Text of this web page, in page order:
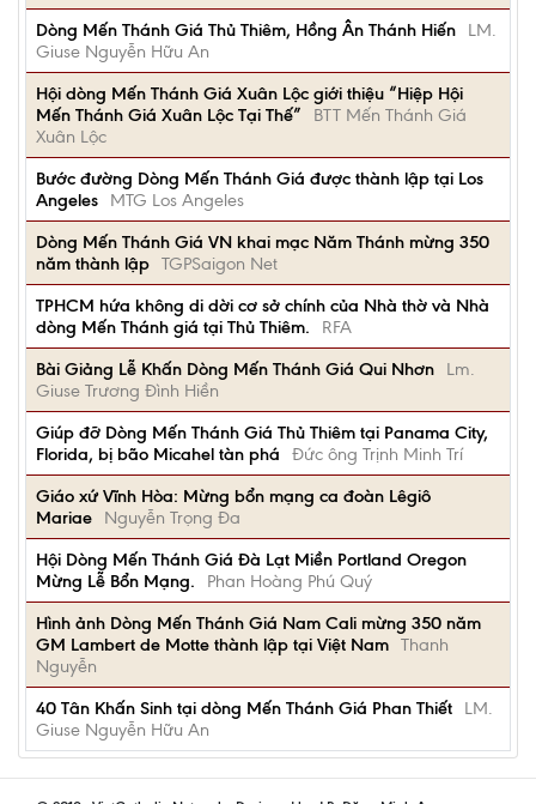
Dòng Mến Thánh Giá Thủ Thiêm, Hồng Ân Thánh Hiến
LM.
Giuse Nguyễn Hữu An
Hội dòng Mến Thánh Giá Xuân Lộc giới thiệu “Hiệp Hội
Mến Thánh Giá Xuân Lộc Tại Thế”
BTT Mến Thánh Giá
Xuân Lộc
Bước đường Dòng Mến Thánh Giá được thành lập tại Los
Angeles
MTG Los Angeles
Dòng Mến Thánh Giá VN khai mạc Năm Thánh mừng 350
năm thành lập TGPSaigon Net
TPHCM hứa không di dời cơ sở chính của Nhà thờ và Nhà
dòng Mến Thánh giá tại Thủ Thiêm.
RFA
Bài Giảng Lễ Khấn Dòng Mến Thánh Giá Qui Nhơn
Lm.
Giuse Trương Đình Hiền
Giúp đỡ Dòng Mến Thánh Giá Thủ Thiêm tại Panama City,
Florida, bị bão Micahel tàn phá
Đức ông Trịnh Minh Trí
Giáo xứ Vĩnh Hòa: Mừng bổn mạng ca đoàn Lêgiô
Mariae
Nguyễn Trọng Đa
Hội Dòng Mến Thánh Giá Đà Lạt Miền Portland Oregon
Mừng Lễ Bổn Mạng.
Phan Hoàng Phú Quý
Hình ảnh Dòng Mến Thánh Giá Nam Cali mừng 350 năm
GM Lambert de Motte thành lập tại Việt Nam Thanh
Nguyễn
40 Tân Khấn Sinh tại dòng Mến Thánh Giá Phan Thiết
LM.
Giuse Nguyễn Hữu An